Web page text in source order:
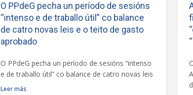
O PPdeG pecha un período de sesións
“intenso e de traballo útil” co balance
de catro novas leis e o teito de gasto
aprobado
O PPdeG pecha un período de sesións “intenso
e de traballo útil” co balance de catro novas leis
Leer más